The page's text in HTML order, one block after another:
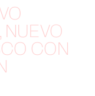
NUEVO
CON